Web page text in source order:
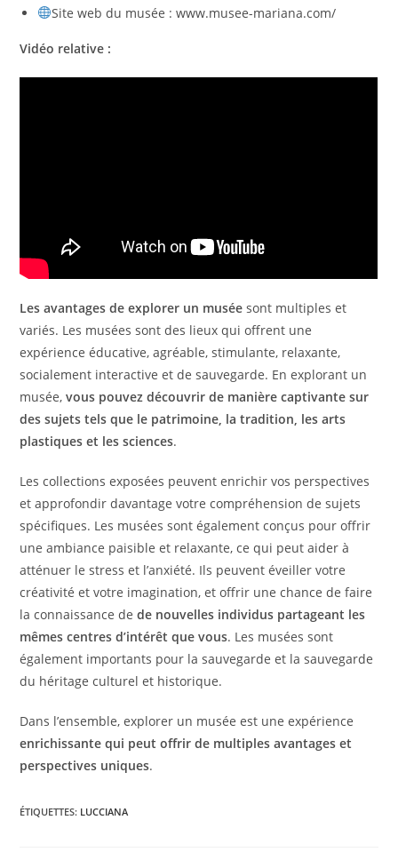
Site web du musée : www.musee-mariana.com/
Vidéo relative :
Les avantages de explorer un musée sont multiples et
variés. Les musées sont des lieux qui offrent une
expérience éducative, agréable, stimulante, relaxante,
socialement interactive et de sauvegarde. En explorant un
musée,vous pouvez découvrir de manière captivante sur
des sujets tels que le patrimoine, la tradition, les arts
plastiques et les sciences.
Les collections exposées peuvent enrichir vos perspectives
et approfondir davantage votre compréhension de sujets
spécifiques. Les musées sont également conçus pour offrir
une ambiance paisible et relaxante, ce qui peut aider à
atténuer le stress et l’anxiété. Ils peuvent éveiller votre
créativité et votre imagination, et offrir une chance de faire
la connaissance dede nouvelles individus partageant les
mêmes centres d’intérêt que vous. Les musées sont
également importants pour la sauvegarde et la sauvegarde
du héritage culturel et historique.
Dans l’ensemble, explorer un musée est une expérience
enrichissante qui peut offrir de multiples avantages et
perspectives uniques.
ÉTIQUETTES: LUCCIANA